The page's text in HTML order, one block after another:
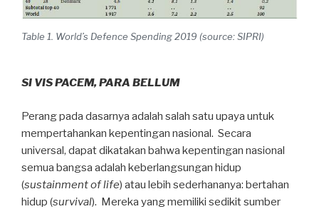
Table 1. World’s Defence Spending 2019 (source: SIPRI)
SI VIS PACEM, PARA BELLUM
Perang pada dasarnya adalah salah satu upaya untuk
mempertahankan kepentingan nasional. Secara
universal, dapat dikatakan bahwa kepentingan nasional
semua bangsa adalah keberlangsungan hidup
(sustainment of life) atau lebih sederhananya: bertahan
hidup (survival). Mereka yang memiliki sedikit sumber